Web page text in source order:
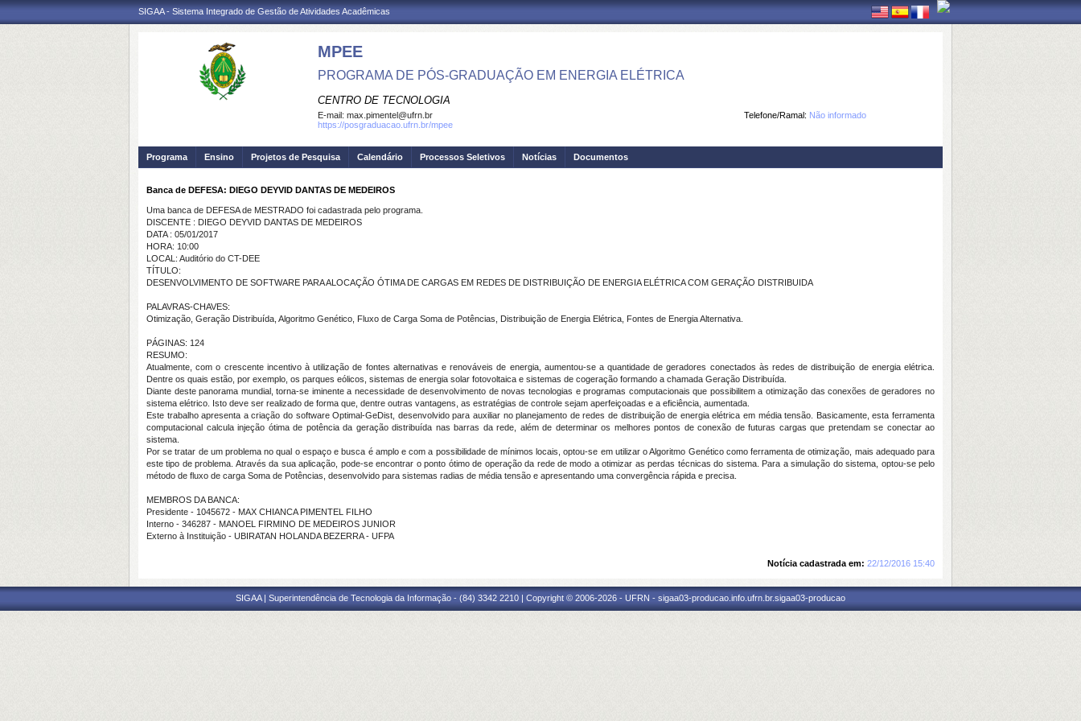
SIGAA - Sistema Integrado de Gestão de Atividades Acadêmicas
MPEE
PROGRAMA DE PÓS-GRADUAÇÃO EM ENERGIA ELÉTRICA
CENTRO DE TECNOLOGIA
Telefone/Ramal: Não informado
E-mail: max.pimentel@ufrn.br
https://posgraduacao.ufrn.br/mpee
Programa Ensino Projetos de Pesquisa Calendário Processos Seletivos Notícias Documentos
Banca de DEFESA: DIEGO DEYVID DANTAS DE MEDEIROS
Uma banca de DEFESA de MESTRADO foi cadastrada pelo programa.
DISCENTE : DIEGO DEYVID DANTAS DE MEDEIROS
DATA : 05/01/2017
HORA: 10:00
LOCAL: Auditório do CT-DEE
TÍTULO:
DESENVOLVIMENTO DE SOFTWARE PARA ALOCAÇÃO ÓTIMA DE CARGAS EM REDES DE DISTRIBUIÇÃO DE ENERGIA ELÉTRICA COM GERAÇÃO DISTRIBUIDA
PALAVRAS-CHAVES:
Otimização, Geração Distribuída, Algoritmo Genético, Fluxo de Carga Soma de Potências, Distribuição de Energia Elétrica, Fontes de Energia Alternativa.
PÁGINAS: 124
RESUMO:
Atualmente, com o crescente incentivo à utilização de fontes alternativas e renováveis de energia, aumentou-se a quantidade de geradores conectados às redes de distribuição de energia elétrica.
Dentre os quais estão, por exemplo, os parques eólicos, sistemas de energia solar fotovoltaica e sistemas de cogeração formando a chamada Geração Distribuída.
Diante deste panorama mundial, torna-se iminente a necessidade de desenvolvimento de novas tecnologias e programas computacionais que possibilitem a otimização das conexões de geradores no
sistema elétrico. Isto deve ser realizado de forma que, dentre outras vantagens, as estratégias de controle sejam aperfeiçoadas e a eficiência, aumentada.
Este trabalho apresenta a criação do software Optimal-GeDist, desenvolvido para auxiliar no planejamento de redes de distribuição de energia elétrica em média tensão. Basicamente, esta ferramenta
computacional calcula injeção ótima de potência da geração distribuída nas barras da rede, além de determinar os melhores pontos de conexão de futuras cargas que pretendam se conectar ao
sistema.
Por se tratar de um problema no qual o espaço e busca é amplo e com a possibilidade de mínimos locais, optou-se em utilizar o Algoritmo Genético como ferramenta de otimização, mais adequado para
este tipo de problema. Através da sua aplicação, pode-se encontrar o ponto ótimo de operação da rede de modo a otimizar as perdas técnicas do sistema. Para a simulação do sistema, optou-se pelo
método de fluxo de carga Soma de Potências, desenvolvido para sistemas radias de média tensão e apresentando uma convergência rápida e precisa.
MEMBROS DA BANCA:
Presidente - 1045672 - MAX CHIANCA PIMENTEL FILHO
Interno - 346287 - MANOEL FIRMINO DE MEDEIROS JUNIOR
Externo à Instituição - UBIRATAN HOLANDA BEZERRA - UFPA
Notícia cadastrada em: 22/12/2016 15:40
SIGAA | Superintendência de Tecnologia da Informação - (84) 3342 2210 | Copyright © 2006-2026 - UFRN - sigaa03-producao.info.ufrn.br.sigaa03-producao